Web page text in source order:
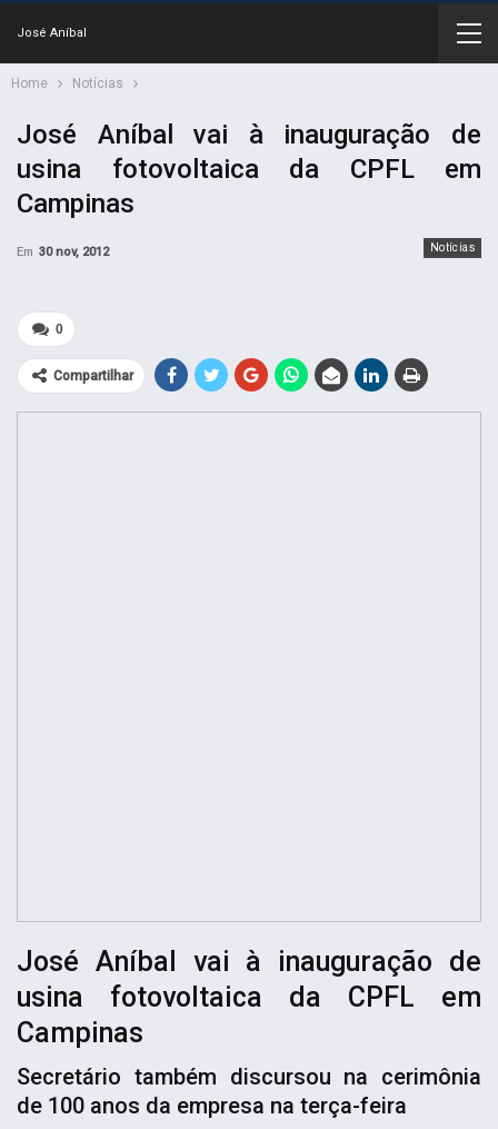
José Aníbal
Home Notícias
José Aníbal vai à inauguração de
usina fotovoltaica da CPFL em
Campinas
Notícias
Em 30 nov, 2012
0
Compartilhar
José Aníbal vai à inauguração de
usina fotovoltaica da CPFL em
Campinas
Secretário também discursou na cerimônia
de 100 anos da empresa na terça-feira